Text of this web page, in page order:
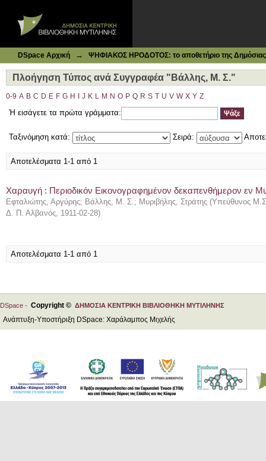
DSpace Αρχική → ΨΗΦΙΑΚΟΣ ΗΡΟΔΟΤΟΣ: το αποθετήριο της Δημόσιας
Πλοήγηση Τύπος ανά Συγγραφέα "Βάλλης, Μ. Σ."
0-9 A B C D E F G H J K L M N O P Q R S T U V W X Y Z
Ή εισάγετε τα πρώτα γράμματα:
Ταξινόμηση κατά: Σειρά:
Αποτελέσματα 1-1 από 1
Χαραυγή : Περιοδικόν Εικονογραφημένον δεκαπενθήμερον εν
Εφταλιώτης, Αργύρης; Βάλλης, Μ. Σ.; Μυριβήλης, Στράτης (Υπεύθυνος Μ.Σ.
Δ. Π. Αλβανός, 1911-02-28)
Αποτελέσματα 1-1 από 1
DSpace - Copyright © ΔΗΜΟΣΙΑ ΚΕΝΤΡΙΚΗ ΒΙΒΛΙΟΘΗΚΗ ΜΥΤΙΛΗΝΗΣ
Ανάπτυξη-Υποστήριξη DSpace: Χαράλαμπος Μιχελής